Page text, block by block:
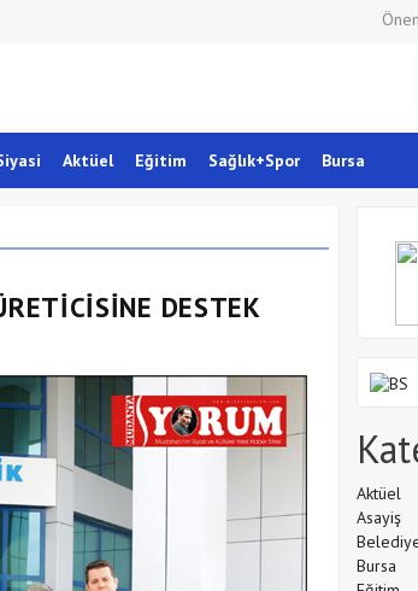
Aktüel Eğitim Sağlık+Spor Bursa
DESTEK
Aktüel
Asayiş
Bursa